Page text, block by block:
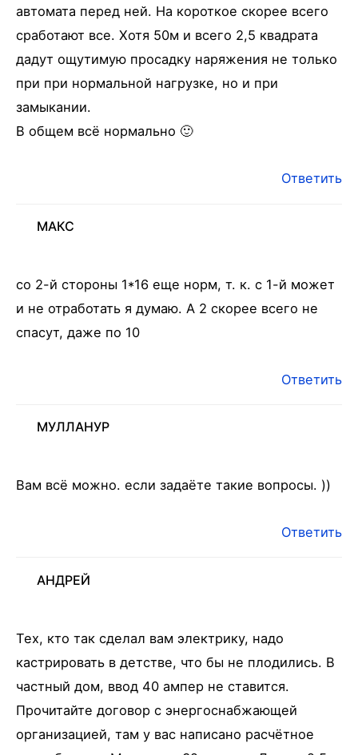
автомата перед ней. На короткое скорее всего
сработают все. Хотя 50м и всего 2,5 квадрата
дадут ощутимую просадку наряжения не только
при при нормальной нагрузке, но и при
замыкании.
В общем всё нормально 🙂
Ответить
МАКС
со 2-й стороны 1*16 еще норм, т. к. с 1-й может
и не отработать я думаю. А 2 скорее всего не
спасут, даже по 10
Ответить
МУЛЛАНУР
Вам всё можно. если задаёте такие вопросы. ))
Ответить
АНДРЕЙ
Тех, кто так сделал вам электрику, надо
кастрировать в детстве, что бы не плодились. В
частный дом, ввод 40 ампер не ставится.
Прочитайте договор с энергоснабжающей
организацией, там у вас написано расчётное